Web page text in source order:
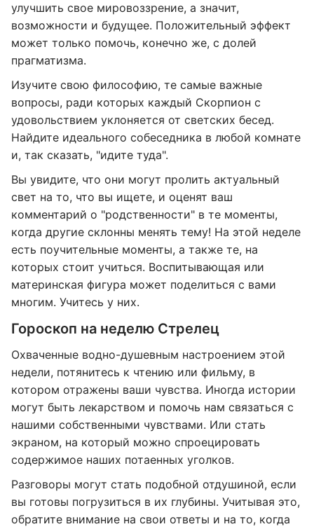
улучшить свое мировоззрение, а значит,
возможности и будущее. Положительный эффект
может только помочь, конечно же, с долей
прагматизма.
Изучите свою философию, те самые важные
вопросы, ради которых каждый Скорпион с
удовольствием уклоняется от светских бесед.
Найдите идеального собеседника в любой комнате
и, так сказать, "идите туда".
Вы увидите, что они могут пролить актуальный
свет на то, что вы ищете, и оценят ваш
комментарий о "родственности" в те моменты,
когда другие склонны менять тему! На этой неделе
есть поучительные моменты, а также те, на
которых стоит учиться. Воспитывающая или
материнская фигура может поделиться с вами
многим. Учитесь у них.
Гороскоп на неделю Стрелец
Охваченные водно-душевным настроением этой
недели, потянитесь к чтению или фильму, в
котором отражены ваши чувства. Иногда истории
могут быть лекарством и помочь нам связаться с
нашими собственными чувствами. Или стать
экраном, на который можно спроецировать
содержимое наших потаенных уголков.
Разговоры могут стать подобной отдушиной, если
вы готовы погрузиться в их глубины. Учитывая это,
обратите внимание на свои ответы и на то, когда